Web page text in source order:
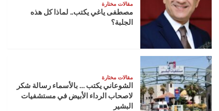
مقالات مختارة
مصطفى ياغي يكتب.. لماذا كل هذه
الجلبة؟
مقالات مختارة
الشوعاني يكتب … بالأسماء رسالة شكر
لاصحاب الرداء الأبيض في مستشفيات
البشير